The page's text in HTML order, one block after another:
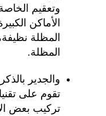
وتعقيم
الأماكن
المظلة
المظلة.
والجدير
تقوم على
تركيب بعض